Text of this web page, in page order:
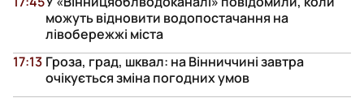
можуть відновити водопостачання на
лівобережжі міста
Гроза, град, шквал: на Вінниччині завтра
очікується зміна погодних умов
17:13